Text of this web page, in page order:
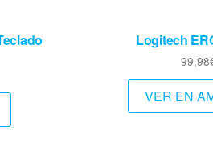
Logitech
99,98
VER EN